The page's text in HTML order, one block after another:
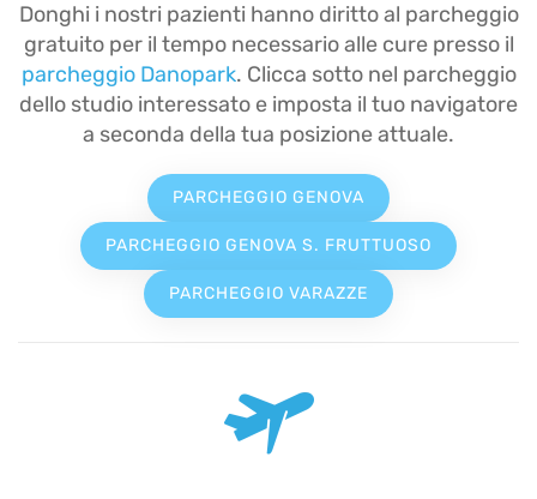
Donghi i nostri pazienti hanno diritto al parcheggio
gratuito per il tempo necessario alle cure presso il
parcheggio Danopark. Clicca sotto nel parcheggio
dello studio interessato e imposta il tuo navigatore
a seconda della tua posizione attuale.
PARCHEGGIO GENOVA
PARCHEGGIO GENOVA S. FRUTTUOSO
PARCHEGGIO VARAZZE